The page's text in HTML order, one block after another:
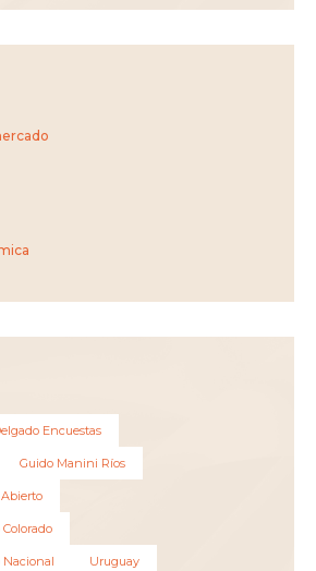
Encuestas
Guido Manini Ríos
Uruguay